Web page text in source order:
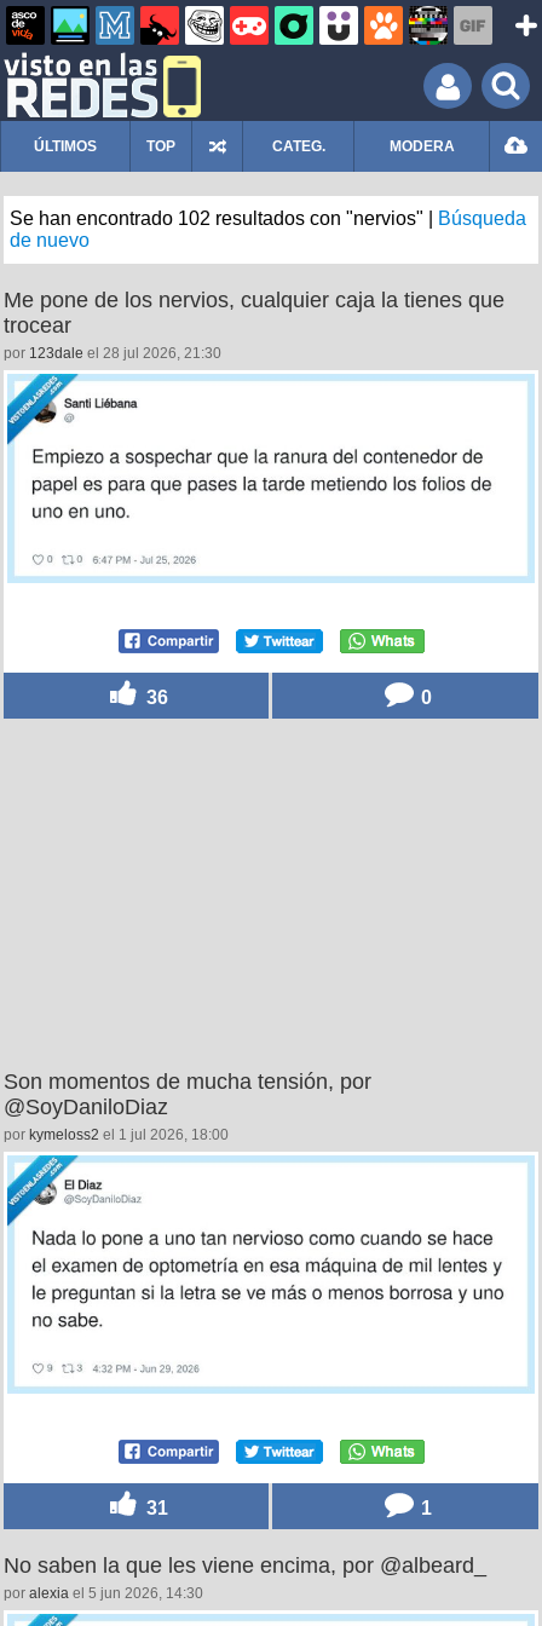
ÚLTIMOS TOP CATEG. MODERA
Se han encontrado 102 resultados con "nervios" |
Búsqueda
de nuevo
Me pone de los nervios, cualquier caja la tienes que
trocear
por 123dale el 28 jul 2026, 21:30
36 0
Son momentos de mucha tensión, por
@SoyDaniloDiaz
por kymeloss2 el 1 jul 2026, 18:00
31 1
No saben la que les viene encima, por @albeard_
por alexia el 5 jun 2026, 14:30